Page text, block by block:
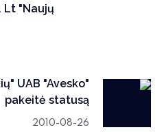
Lt "Naujų
UAB "Avesko"
pakeitė statusą
2010-08-26